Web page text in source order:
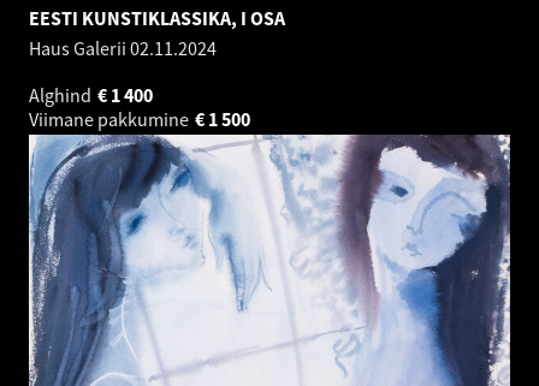
EESTI KUNSTIKLASSIKA, I OSA
Haus Galerii 02.11.2024
Alghind
1 400
€
Viimane pakkumine
1 500
€